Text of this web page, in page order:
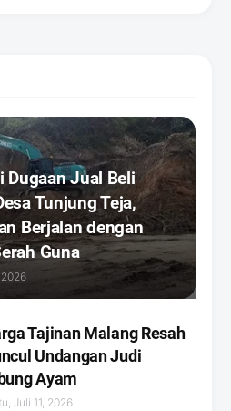
Dugaan Jual Beli
Tunjung Teja,
Berjalan dengan
Guna
Tajinan Malang Resah
Undangan Judi
Ayam
Juli 11, 2026